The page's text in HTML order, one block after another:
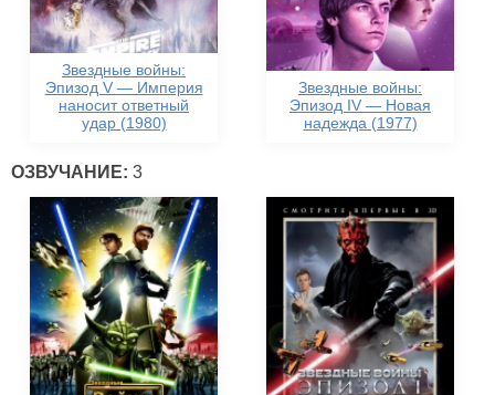
Звездные войны:
Эпизод V — Империя
наносит ответный
удар (1980)
Звездные войны:
Эпизод IV — Новая
надежда (1977)
ОЗВУЧАНИЕ: 3